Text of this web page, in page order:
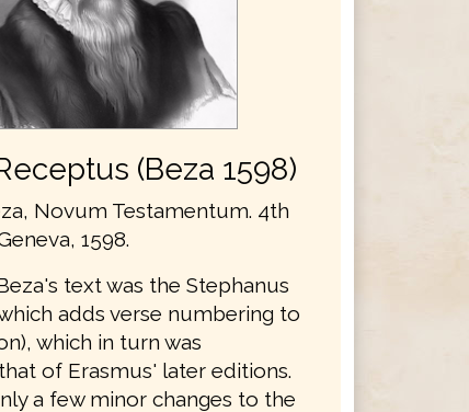
(Beza 1598)
Novum Testamentum. 4th
1598.
text was the Stephanus
adds verse numbering to
which in turn was
of Erasmus' later editions.
a few minor changes to the